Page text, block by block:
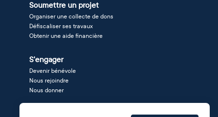
Soumettre un projet
Organiser une collecte de dons
Défiscaliser ses travaux
Obtenir une aide financière
S'engager
Devenir bénévole
Nous rejoindre
Nous donner